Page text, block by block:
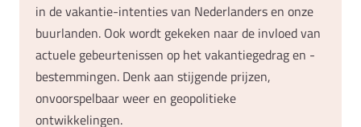
in de vakantie-intenties van Nederlanders en onze
buurlanden. Ook wordt gekeken naar de invloed van
actuele gebeurtenissen op het vakantiegedrag en -
bestemmingen. Denk aan stijgende prijzen,
onvoorspelbaar weer en geopolitieke
ontwikkelingen.